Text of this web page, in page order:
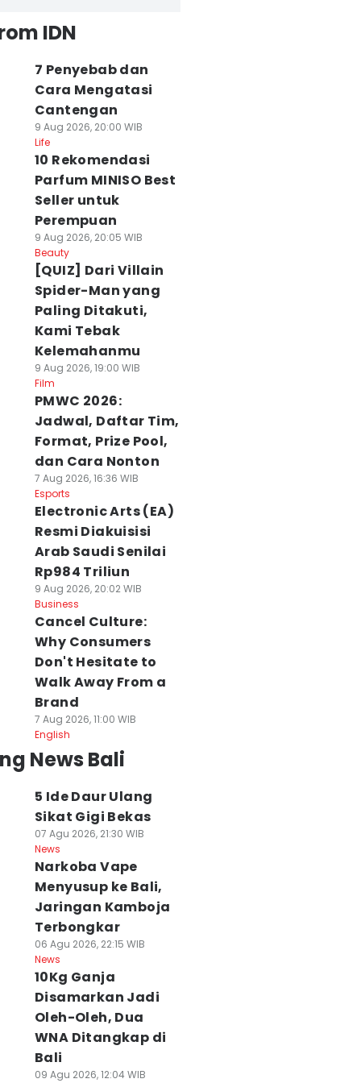
IDN
7 Penyebab dan
Cara Mengatasi
Cantengan
9 Aug 2026, 20:00 WIB
Life
10 Rekomendasi
Parfum MINISO Best
Seller untuk
Perempuan
9 Aug 2026, 20:05 WIB
Beauty
[QUIZ] Dari Villain
Spider-Man yang
Paling Ditakuti,
Kami Tebak
Kelemahanmu
9 Aug 2026, 19:00 WIB
Film
PMWC 2026:
Jadwal, Daftar Tim,
Format, Prize Pool,
dan Cara Nonton
7 Aug 2026, 16:36 WIB
Esports
Electronic Arts (EA)
Resmi Diakuisisi
Arab Saudi Senilai
Rp984 Triliun
9 Aug 2026, 20:02 WIB
Business
Cancel Culture:
Why Consumers
Don't Hesitate to
Walk Away From a
Brand
7 Aug 2026, 11:00 WIB
English
News Bali
5 Ide Daur Ulang
Sikat Gigi Bekas
07 Agu 2026, 21:30 WIB
News
Narkoba Vape
Menyusup ke Bali,
Jaringan Kamboja
Terbongkar
06 Agu 2026, 22:15 WIB
News
10Kg Ganja
Disamarkan Jadi
Oleh-Oleh, Dua
WNA Ditangkap di
Bali
09 Agu 2026, 12:04 WIB